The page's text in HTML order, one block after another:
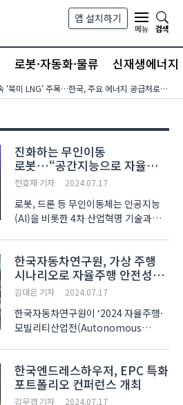
앱 설치하기
메뉴
검색
로봇·자동화·물류 신재생에너지
[09:05] 지정학 위기 속 ‘북미 LNG’ 주목…한국, 주요 에너지 공급처로 확보해야
진화하는 무인이동
로봇…“공간지능으로 자율성
부여”
전효재 기자 2024.07.17
로봇, 드론 등 무인이동체는 인공지능
(AI)을 비롯한 4차 산업혁명 기술과
새로운 돌파구를 찾았다. 카메라·
라이다 등 시각적 센서 없이 내부 관성
센서와 관절 정보만으..
한국자동차연구원, 가상 주행
시나리오로 자율주행 안전성
평가
김대은 기자 2024.07.17
한국자동차연구원이 ‘2024 자율주행·
모빌리티산업전(Autonomous
수집하는 ‘ViLS’ 플랫폼을 선보였다.
연구용으로 구축된 이 플랫폼은
현대자동차의 ‘아이오닉6’ 차량에
한국엔드레스하우저, EPC 특화
포트폴리오 컨퍼런스 개최
김우겸 기자 2024.07.17